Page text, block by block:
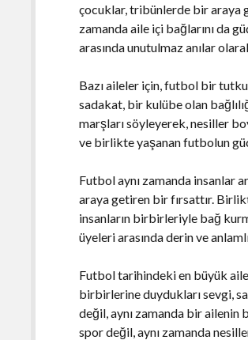
çocuklar, tribünlerde bir araya
zamanda aile içi bağlarını da
arasında unutulmaz anılar
Bazı aileler için, futbol bir
sadakat, bir kulübe olan
marşları söyleyerek, nesiller
ve birlikte yaşanan futbolun
Futbol aynı zamanda insanlar
araya getiren bir fırsattır.
insanların birbirleriyle bağ
üyeleri arasında derin ve
Futbol tarihindeki en büyük aile
birbirlerine duydukları sevgi,
değil, aynı zamanda bir ailenin
spor değil, aynı zamanda